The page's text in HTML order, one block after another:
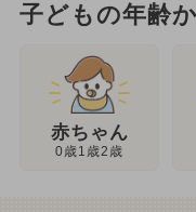
子どもの年齢
赤ちゃん
0歳1歳2歳